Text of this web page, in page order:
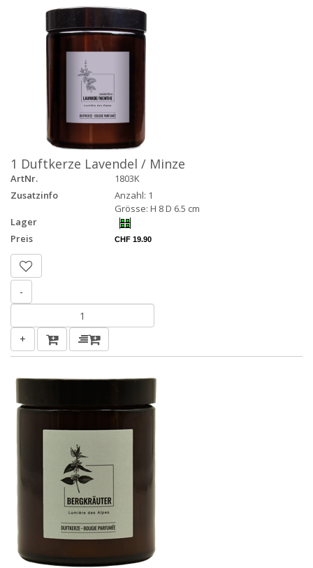
1 Duftkerze Lavendel / Minze
ArtNr.
1803K
Zusatzinfo
Anzahl: 1
Grösse: H 8 D 6.5 cm
Lager
Preis
CHF 19.90
-
+